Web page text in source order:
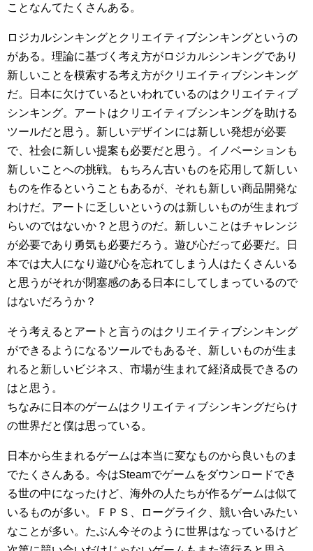
ことなんてたくさんある。
ロジカルシンキングとクリエイティブシンキングというの
がある。理論に基づく考え方がロジカルシンキングであり
新しいことを模索する考え方がクリエイティブシンキング
だ。日本に欠けているといわれているのはクリエイティブ
シンキング。アートはクリエイティブシンキングを助ける
ツールだと思う。新しいデザインには新しい発想が必要
で、社会に新しい提案も必要だと思う。イノベーションも
新しいことへの挑戦。もちろん古いものを応用して新しい
ものを作るということもあるが、それも新しい商品開発な
わけだ。アートに乏しいというのは新しいものが生まれづ
らいのではないか？と思うのだ。新しいことはチャレンジ
が必要であり勇気も必要だろう。遊び心だって必要だ。日
本では大人になり遊び心を忘れてしまう人はたくさんいる
と思うがそれが閉塞感のある日本にしてしまっているので
はないだろうか？
そう考えるとアートと言うのはクリエイティブシンキング
ができるようになるツールでもあるそ、新しいものが生ま
れると新しいビジネス、市場が生まれて経済成長できるの
はと思う。
ちなみに日本のゲームはクリエイティブシンキングだらけ
の世界だと僕は思っている。
日本から生まれるゲームは本当に変なものから良いものま
でたくさんある。今はSteamでゲームをダウンロードでき
る世の中になったけど、海外の人たちが作るゲームは似て
いるものが多い。ＦＰＳ、ローグライク、競い合いみたい
なことが多い。たぶん今そのように世界はなっているけど